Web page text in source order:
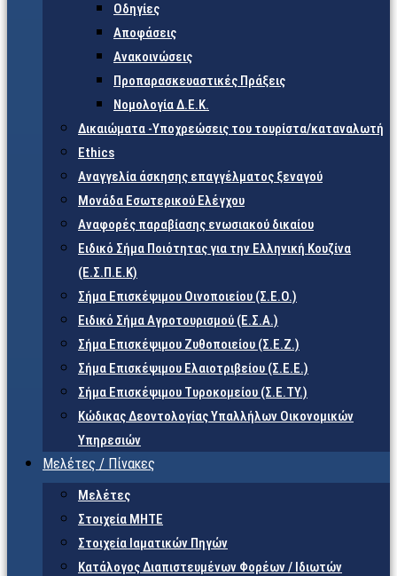
Οδηγίες
Αποφάσεις
Ανακοινώσεις
Προπαρασκευαστικές Πράξεις
Νομολογία Δ.Ε.Κ.
Δικαιώματα -Υποχρεώσεις του τουρίστα/καταναλωτή
Ethics
Αναγγελία άσκησης επαγγέλματος ξεναγού
Μονάδα Εσωτερικού Ελέγχου
Αναφορές παραβίασης ενωσιακού δικαίου
Ειδικό Σήμα Ποιότητας για την Ελληνική Κουζίνα
(Ε.Σ.Π.Ε.Κ)
Σήμα Επισκέψιμου Οινοποιείου (Σ.Ε.Ο.)
Ειδικό Σήμα Αγροτουρισμού (Ε.Σ.Α.)
Σήμα Επισκέψιμου Ζυθοποιείου (Σ.Ε.Ζ.)
Σήμα Επισκέψιμου Ελαιοτριβείου (Σ.Ε.Ε.)
Σήμα Επισκέψιμου Τυροκομείου (Σ.Ε.TY.)
Κώδικας Δεοντολογίας Υπαλλήλων Οικονομικών
Υπηρεσιών
Μελέτες / Πίνακες
Μελέτες
Στοιχεία ΜΗΤΕ
Στοιχεία Ιαματικών Πηγών
Κατάλογος Διαπιστευμένων Φορέων / Ιδιωτών